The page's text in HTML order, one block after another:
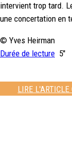
intervient trop tard.
une concertation en
© Yves Heirman
Durée de lecture 5″
LIRE